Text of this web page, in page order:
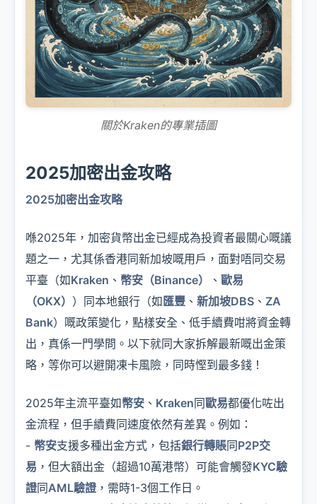
關於Kraken的專業插圖
2025加密出金攻略
2025加密出金攻略
喺2025年，加密貨幣出金已經成為投資者最關心嘅議
題之一，尤其係香港同新加坡嘅用戶，面對唔同交易
平臺（如Kraken 、 幣安（Binance） 、 歐易
（OKX） ）同本地銀行（如 匯豐 、 新加坡DBS 、 ZA
Bank）嘅政策變化，點樣安全、低手續費咁將資金轉
出，真係一門學問。以下就同大家拆解最新嘅出金策
略，等你可以避開凍卡風險，同時慳到最多錢！
2025年主流平臺如幣安 、 Kraken同歐易都優化咗出
金流程，但手續費同速度依然有差異。例如：
- 幣安支援多種出金方式，包括銀行轉賬同P2P交
易 ，但大額出金（超過10萬港幣）可能會觸發KYC驗
證同AML驗證 ，需時1-3個工作日。